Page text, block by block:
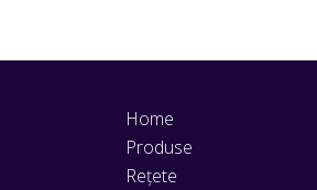
Home
Produse
Rețete